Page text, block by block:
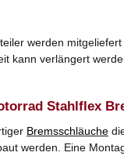
werden mitgeliefert
kann verlängert
Stahlflex
Bremsschläuche
werden. Eine